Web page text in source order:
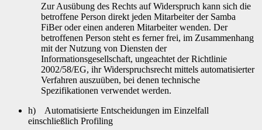
Zur Ausübung des Rechts auf Widerspruch kann sich die
betroffene Person direkt jeden Mitarbeiter der Samba
FiBer oder einen anderen Mitarbeiter wenden. Der
betroffenen Person steht es ferner frei, im Zusammenhang
mit der Nutzung von Diensten der
Informationsgesellschaft, ungeachtet der Richtlinie
2002/58/EG, ihr Widerspruchsrecht mittels automatisierter
Verfahren auszuüben, bei denen technische
Spezifikationen verwendet werden.
h) Automatisierte Entscheidungen im Einzelfall
einschließlich Profiling